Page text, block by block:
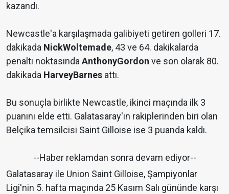
kazandı.
Newcastle'a karşılaşmada galibiyeti getiren golleri 17.
dakikada NickWoltemade, 43 ve 64. dakikalarda
penaltı noktasında AnthonyGordon ve son olarak 80.
dakikada HarveyBarnes attı.
Bu sonuçla birlikte Newcastle, ikinci maçında ilk 3
puanını elde etti. Galatasaray'ın rakiplerinden biri olan
Belçika temsilcisi Saint Gilloise ise 3 puanda kaldı.
--Haber reklamdan sonra devam ediyor--
Galatasaray ile Union Saint Gilloise, Şampiyonlar
Ligi'nin 5. hafta maçında 25 Kasım Salı gününde karşı